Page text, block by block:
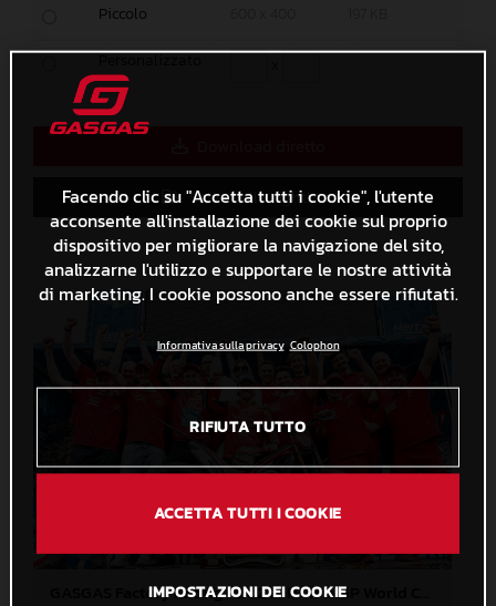
Piccolo
Personalizzato
Salva nella Lightbox
Facendo clic su "Accetta tutti i cookie", l'utente
acconsente all'installazione dei cookie sul proprio
dispositivo per migliorare la navigazione del sito,
analizzarne l'utilizzo e supportare le nostre attività
di marketing. I cookie possono anche essere rifiutati.
Informativa sulla privacy Colophon
RIFIUTA TUTTO
ACCETTA TUTTI I COOKIE
IMPOSTAZIONI DEI COOKIE